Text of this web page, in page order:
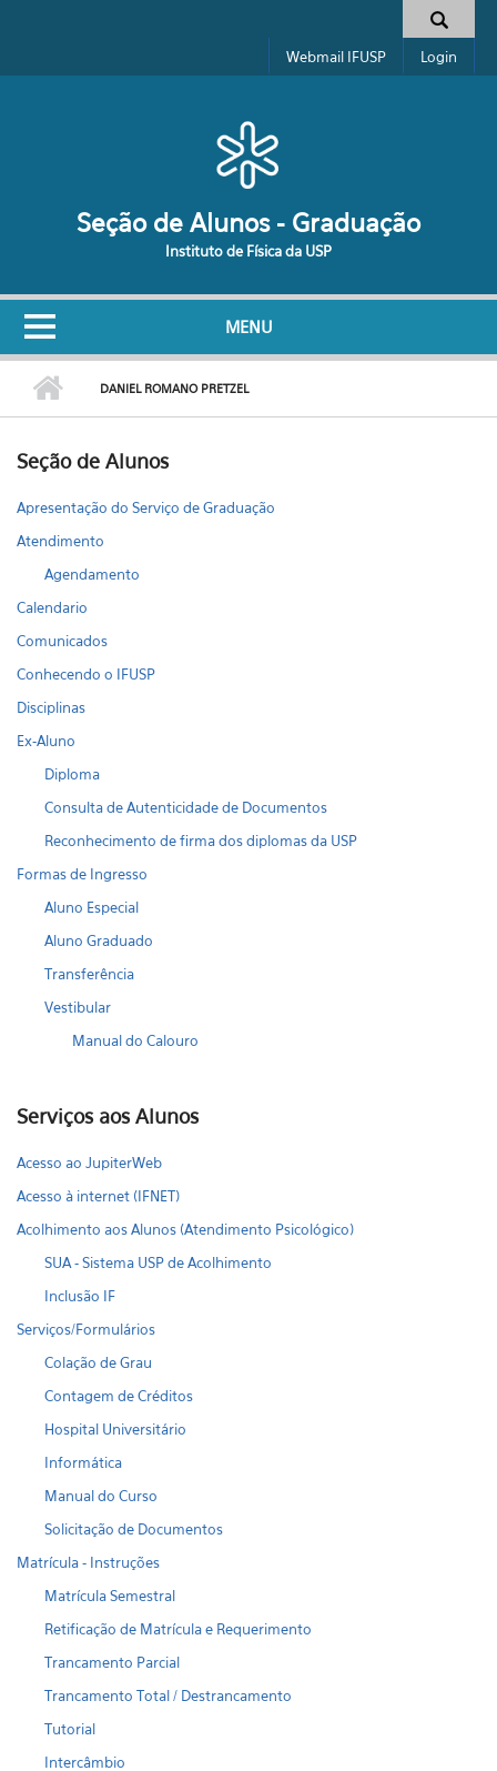
Formulário de busca
Webmail IFUSP Login
Seção de Alunos - Graduação
Instituto de Física da USP
MENU
DANIEL ROMANO PRETZEL
Seção de Alunos
Apresentação do Serviço de Graduação
Atendimento
Agendamento
Calendario
Comunicados
Conhecendo o IFUSP
Disciplinas
Ex-Aluno
Diploma
Consulta de Autenticidade de Documentos
Reconhecimento de firma dos diplomas da USP
Formas de Ingresso
Aluno Especial
Aluno Graduado
Transferência
Vestibular
Manual do Calouro
Serviços aos Alunos
Acesso ao JupiterWeb
Acesso à internet (IFNET)
Acolhimento aos Alunos (Atendimento Psicológico)
SUA - Sistema USP de Acolhimento
Inclusão IF
Serviços/Formulários
Colação de Grau
Contagem de Créditos
Hospital Universitário
Informática
Manual do Curso
Solicitação de Documentos
Matrícula - Instruções
Matrícula Semestral
Retificação de Matrícula e Requerimento
Trancamento Parcial
Trancamento Total / Destrancamento
Tutorial
Intercâmbio